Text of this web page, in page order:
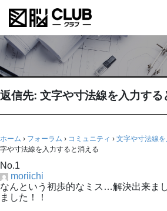
返信先: 文字や寸法線を入力する
ホーム › フォーラム › コミュニティ › 文字や寸法線
字や寸法線を入力すると消える
No.1
moriichi
なんという初歩的なミス…解決出来ま
ました！！